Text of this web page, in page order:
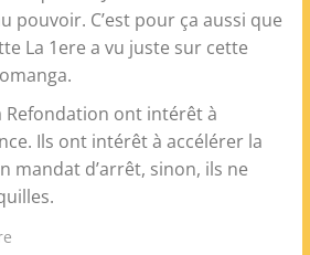
pouvoir. C’est pour ça aussi que
La 1ere a vu juste sur cette
Refondation ont intérêt à
Ils ont intérêt à accélérer la
mandat d’arrêt, sinon, ils ne